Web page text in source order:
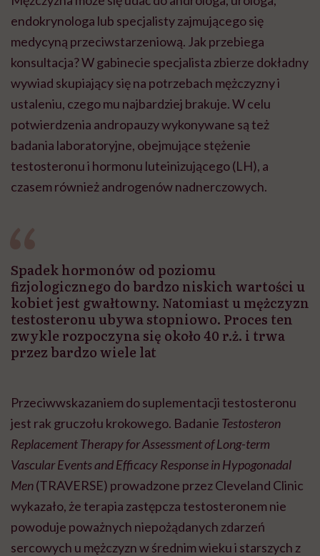
endokrynologa lub specjalisty zajmującego się
medycyną przeciwstarzeniową. Jak przebiega
konsultacja? W gabinecie specjalista zbierze dokładny
wywiad skupiający się na potrzebach mężczyzny i
ustaleniu, czego mu najbardziej brakuje. W celu
potwierdzenia andropauzy wykonywane są też
badania laboratoryjne, obejmujące stężenie
testosteronu i hormonu luteinizującego (LH), a
czasem również androgenów nadnerczowych.
Spadek hormonów od poziomu
fizjologicznego do bardzo niskich wartości u
kobiet jest gwałtowny. Natomiast u mężczyzn
testosteronu ubywa stopniowo. Proces ten
zwykle rozpoczyna się około 40 r.ż. i trwa
przez bardzo wiele lat
Przeciwwskazaniem do suplementacji testosteronu
jest rak gruczołu krokowego. Badanie Testosteron
Replacement Therapy for Assessment of Long-term
Vascular Events and Efficacy Response in Hypogonadal
Men(TRAVERSE) prowadzone przez Cleveland Clinic
wykazało, że terapia zastępcza testosteronem nie
powoduje poważnych niepożądanych zdarzeń
sercowych u mężczyzn w średnim wieku i starszych z